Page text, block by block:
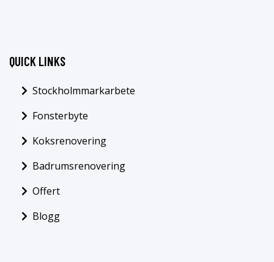
QUICK LINKS
Stockholmmarkarbete
Fonsterbyte
Koksrenovering
Badrumsrenovering
Offert
Blogg